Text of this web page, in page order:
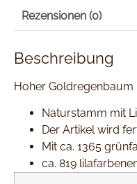
Rezensionen (0)
Beschreibung
Hoher Goldregenbaum
Naturstamm mit
Der Artikel wird
Mit ca. 1365
ca. 819